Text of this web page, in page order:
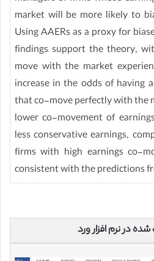
market will be more likely to
Using AAERs as a proxy for
findings support the theory,
move with the market
increase in the odds of having
that co-move perfectly with the
lower co-movement of
less conservative earnings,
firms with high earnings co-
consistent with the predictions
در نرم افزار ورد